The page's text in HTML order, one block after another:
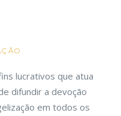
lucrativos que atua
difundir a devoção
em todos os